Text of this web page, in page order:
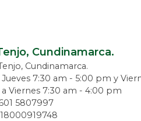
Cundinamarca.
Cundinamarca.
7:30 am - 5:00 pm y
Viernes 7:30 am - 4:00 pm
5807997